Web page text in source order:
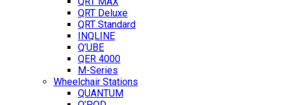
QRT Deluxe
QRT Standard
INQLINE
Q’UBE
QER 4000
M-Series
Wheelchair Stations
QUANTUM